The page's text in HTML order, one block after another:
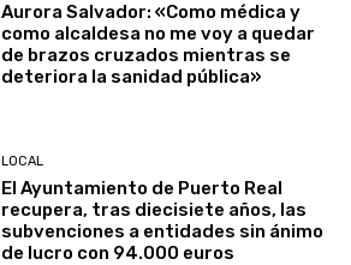
Aurora Salvador: «Como médica y
como alcaldesa no me voy a quedar
de brazos cruzados mientras se
deteriora la sanidad pública»
LOCAL
El Ayuntamiento de Puerto Real
recupera, tras diecisiete años, las
subvenciones a entidades sin ánimo
de lucro con 94.000 euros